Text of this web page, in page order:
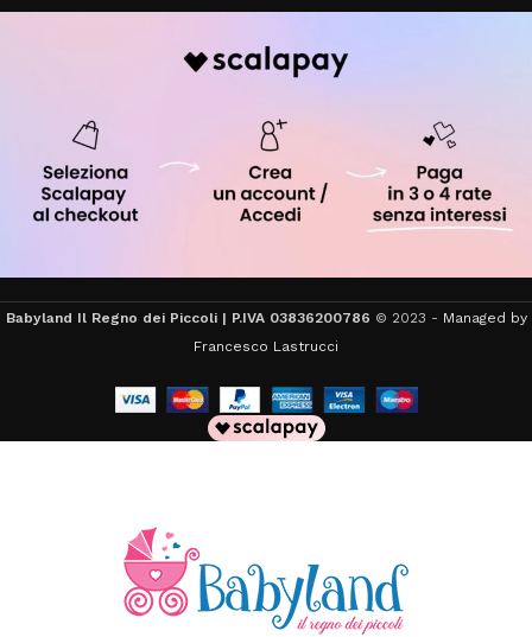
Babyland Il Regno dei Piccoli | P.IVA 03836200786 © 2023 - Managed by
Francesco Lastrucci